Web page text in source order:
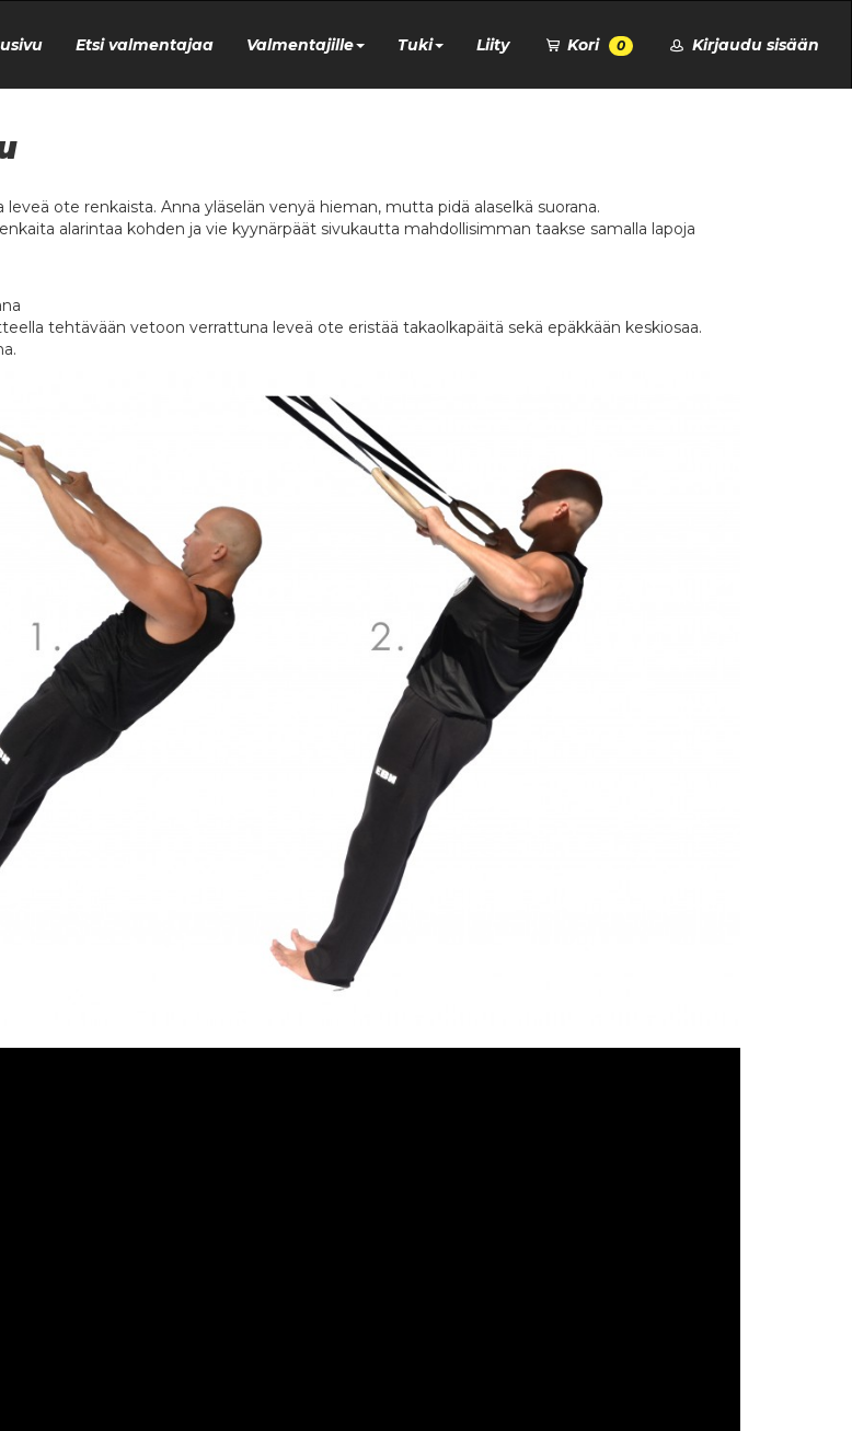
Etsi valmentajaa Valmentajille Tuki Liity Kori 0 Kirjaudu sisään
leveä ote renkaista. Anna yläselän venyä hieman, mutta pidä alaselkä suorana.
alarintaa kohden ja vie kyynärpäät sivukautta mahdollisimman taakse samalla lapoja
tehtävään vetoon verrattuna leveä ote eristää takaolkapäitä sekä epäkkään keskiosaa.